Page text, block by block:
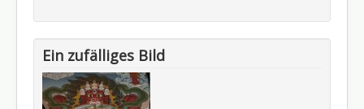
Ein zufälliges Bild